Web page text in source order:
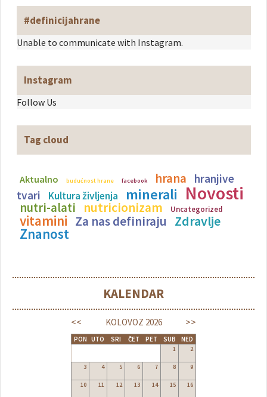
#definicijahrane
Unable to communicate with Instagram.
Instagram
Follow Us
Tag cloud
Aktualno budućnost hrane facebook hrana
hranjive
tvari
Kultura življenja minerali Novosti
nutri-alati nutricionizam Uncategorized
vitamini Za nas definiraju Zdravlje
Znanost
KALENDAR
<< >>
KOLOVOZ 2026
PON UTO SRI ČET PET SUB NED
1 2
3 4 5 6 7 8 9
10 11 12 13 14 15 16